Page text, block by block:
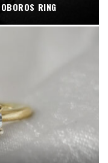
RING